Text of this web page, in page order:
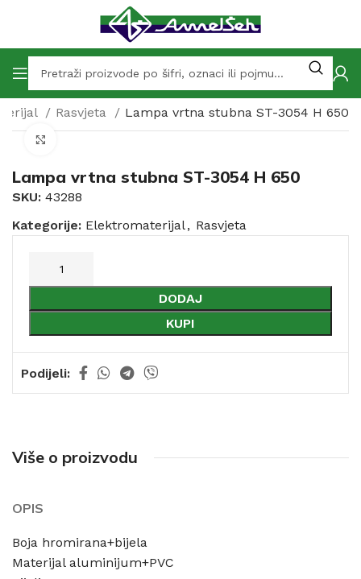
Rasvjeta Lampa vrtna stubna ST-3054 H 650
Lampa vrtna stubna ST-3054 H 650
SKU: 43288
Kategorije: Elektromaterijal, Rasvjeta
DODAJ
KUPI
Podijeli:
Više o proizvodu
OPIS
Boja hromirana+bijela
Materijal aluminijum+PVC